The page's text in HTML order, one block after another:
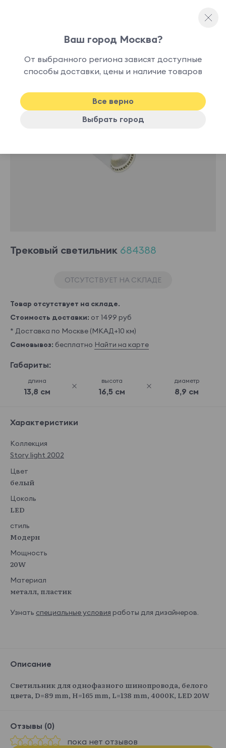
Споты и точечные светильники
наличии
Трековый светильник 684388
ОТСУТСТВУЕТ НА СКЛАДЕ
Товар отсутствует на складе.
Стоимость доставки: от 1499 руб
* Доставка по Москве (МКАД+10 км)
Самовывоз: бесплатно Найти на карте
Габариты:
длина
13,8 см
высота
16,5 см
диаметр
8,9 см
Характеристики
Коллекция
Story light 2002
Цвет
белый
Цоколь
LED
стиль
Модерн
Мощность
20W
Материал
металл, пластик
Узнать специальные условия работы для дизайнеров.
Описание
Светильник для однофазного шинопровода, белого
цвета, D=89 mm, H=165 mm, L=138 mm, 4000К, LED 20W
Отзывы (0)
пока нет отзывов
Ваш город Москва?
От выбранного региона зависят доступные
способы доставки, цены и наличие товаров
Все верно
Выбрать город